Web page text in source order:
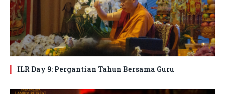
ILR Day 9: Pergantian Tahun Bersama Guru